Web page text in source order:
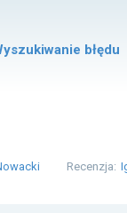
błędu
Recenzja: